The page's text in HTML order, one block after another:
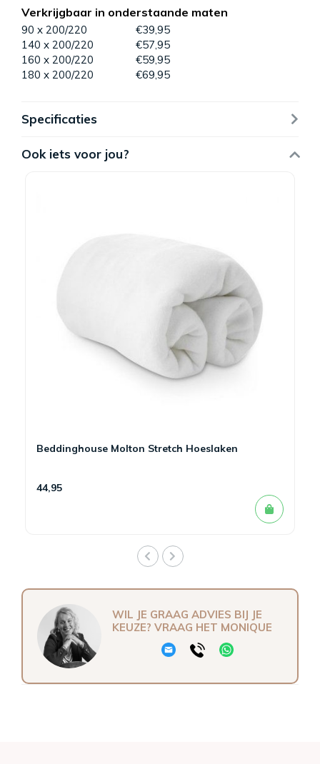
Verkrijgbaar in onderstaande maten
90 x 200/220
€39,95
140 x 200/220
€57,95
160 x 200/220
€59,95
180 x 200/220
€69,95
Specificaties
Ook iets voor jou?
Beddinghouse Molton Stretch Hoeslaken
44,95
WIL JE GRAAG ADVIES BIJ JE
KEUZE? VRAAG HET MONIQUE